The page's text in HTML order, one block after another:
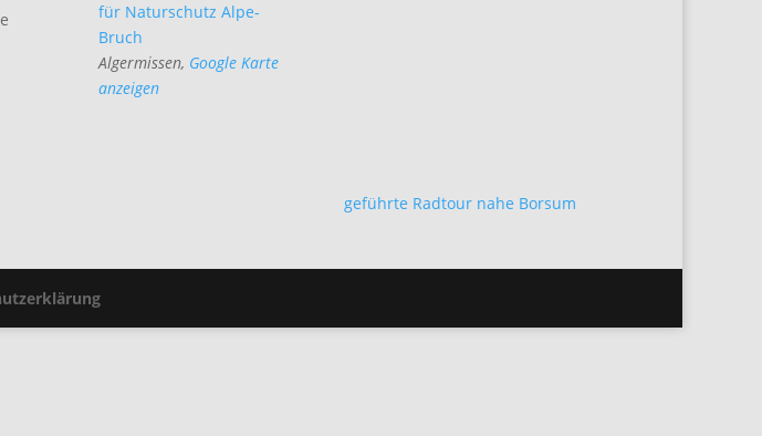
für Naturschutz Alpe-
Bruch
Algermissen, Google Karte
anzeigen
geführte Radtour nahe Borsum